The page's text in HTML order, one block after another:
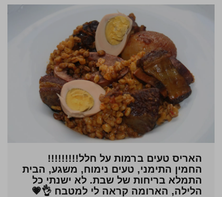
האריס טעים ברמות על חלל!!!!!!!!!
החמין התימני, טעים נימוח, משגע, הבית
התמלא בריחות של שבת. לא ישנתי כל
הלילה, הארומה קראה לי למטבח 👌💗